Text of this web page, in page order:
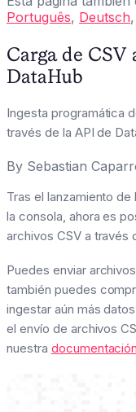
Português, Deutsch,
Carga de CSV
DataHub
Ingesta programática
través de la API de
By Sebastian
Tras el lanzamiento
la consola, ahora es
archivos CSV a través
Puedes enviar
también puedes
ingestar aún más
el envío de archivos
nuestra